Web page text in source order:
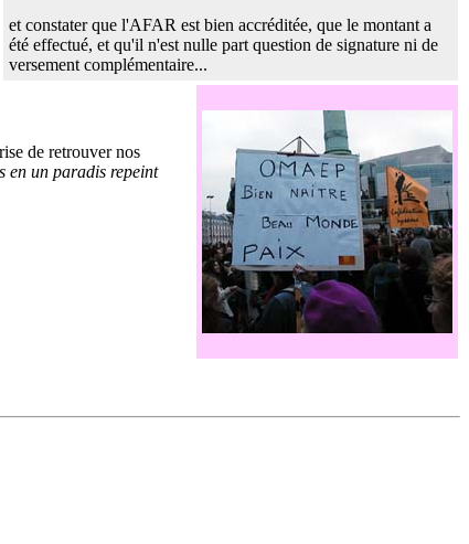
et constater que l'AFAR est bien accréditée, que le montant a
été effectué, et qu'il n'est nulle part question de signature ni de
versement complémentaire...
de retrouver nos
en un paradis repeint